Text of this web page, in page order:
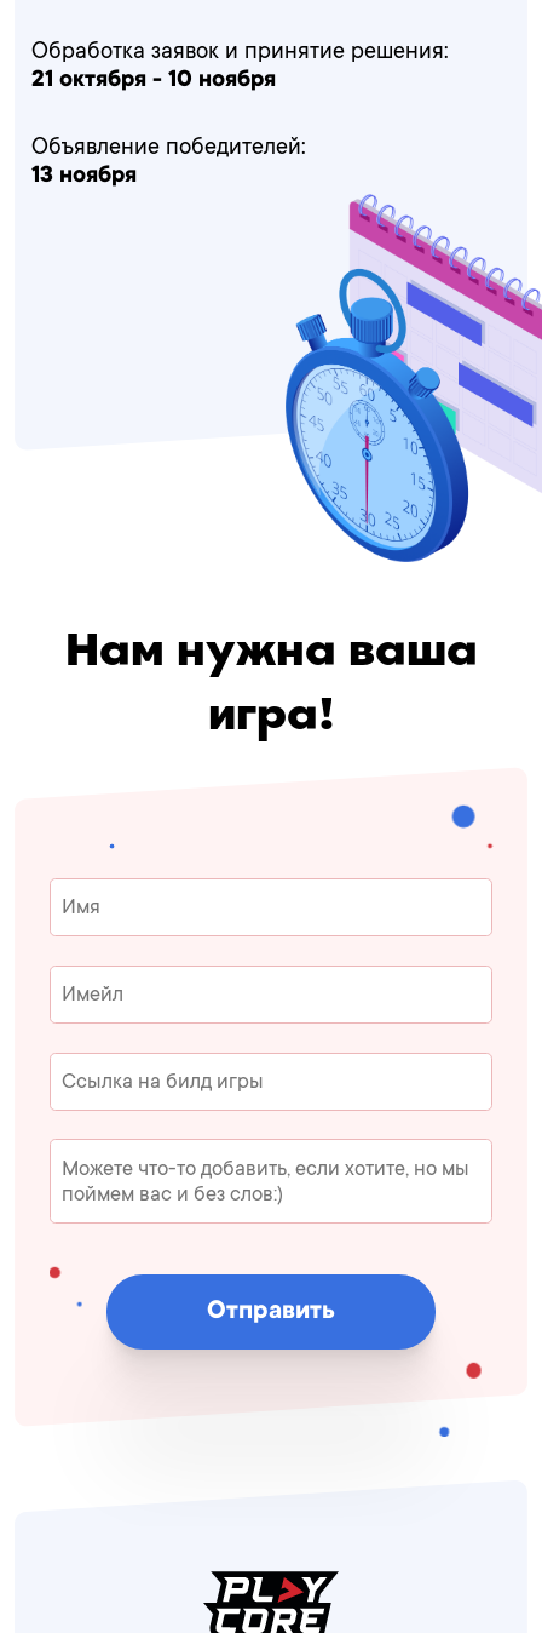
Обработка заявок и принятие решения:
21 октября - 10 ноября
Объявление победителей:
13 ноября
Нам нужна ваша
игра!
Отправить